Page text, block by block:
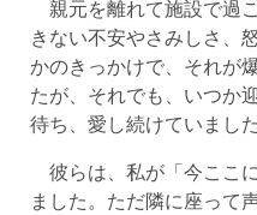
親元を離れて施設で過
きない不安やさみしさ、
かのきっかけで、それが
たが、それでも、いつか
待ち、愛し続けていました
彼らは、私が「今ここ
ました。ただ隣に座って